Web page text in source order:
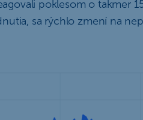
poklesom o takmer
sa rýchlo zmení na